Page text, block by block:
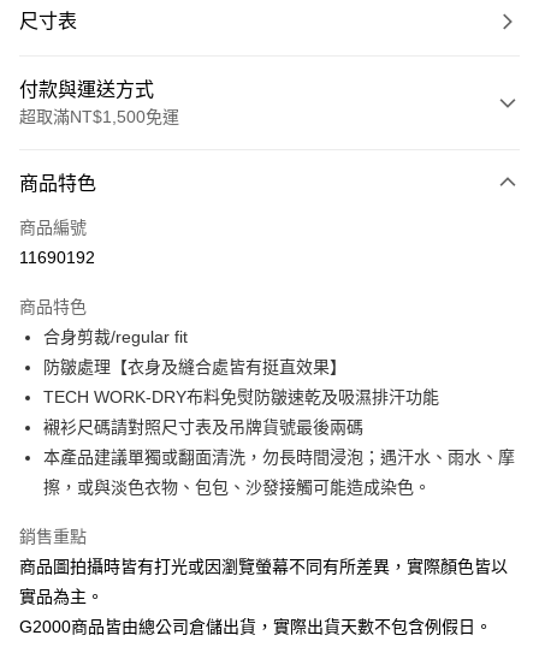
尺寸表
付款與運送方式
超取滿NT$1,500免運
信用卡一次付款
信用卡分期付款
合作金庫商業銀行
華南商業銀行
上海商業儲蓄銀行
台北富邦商業銀行
國泰世華商業銀行
兆豐國際商業銀行
臺灣中小企業銀行
台中商業銀行
匯豐（台灣）商業銀行
華泰商業銀行
聯邦商業銀行
遠東國際商業銀行
元大商業銀行
永豐商業銀行
台新國際商業銀行
台灣樂天信用卡公司
LINE Pay
Apple Pay
街口支付
悠遊付
全盈+PAY
AFTEE先享後付
相關說明
商品特色
商品編號
11690192
商品特色
合身剪裁/regular fit
防皺處理【衣身及縫合處皆有挺直效果】
TECH WORK-DRY布料免熨防皺速乾及吸濕排汗功能
襯衫尺碼請對照尺寸表及吊牌貨號最後兩碼
本產品建議單獨或翻面清洗，勿長時間浸泡；遇汗水、雨水、摩
擦，或與淡色衣物、包包、沙發接觸可能造成染色。
銷售重點
商品圖拍攝時皆有打光或因瀏覽螢幕不同有所差異，實際顏色皆以
實品為主。
G2000商品皆由總公司倉儲出貨，實際出貨天數不包含例假日。